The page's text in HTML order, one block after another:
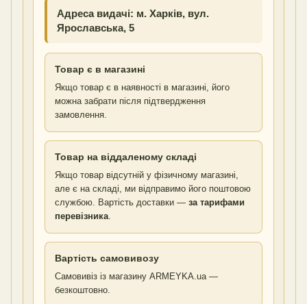
Адреса видачі: м. Харків, вул.
Ярославська, 5
Товар є в магазині
Якщо товар є в наявності в магазині, його
можна забрати після підтвердження
замовлення.
Товар на віддаленому складі
Якщо товар відсутній у фізичному магазині,
але є на складі, ми відправимо його поштовою
службою. Вартість доставки — за тарифами
перевізника
Вартість самовивозу
Самовивіз із магазину ARMEYKA.ua —
безкоштовно.